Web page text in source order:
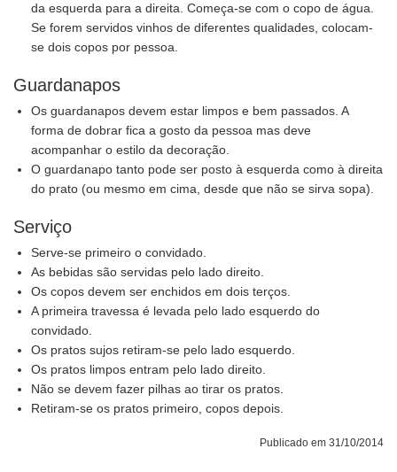
da esquerda para a direita. Começa-se com o copo de água.
Se forem servidos vinhos de diferentes qualidades, colocam-
se dois copos por pessoa.
Guardanapos
Os guardanapos devem estar limpos e bem passados. A
forma de dobrar fica a gosto da pessoa mas deve
acompanhar o estilo da decoração.
O guardanapo tanto pode ser posto à esquerda como à direita
do prato (ou mesmo em cima, desde que não se sirva sopa).
Serviço
Serve-se primeiro o convidado.
As bebidas são servidas pelo lado direito.
Os copos devem ser enchidos em dois terços.
A primeira travessa é levada pelo lado esquerdo do
convidado.
Os pratos sujos retiram-se pelo lado esquerdo.
Os pratos limpos entram pelo lado direito.
Não se devem fazer pilhas ao tirar os pratos.
Retiram-se os pratos primeiro, copos depois.
Publicado em 31/10/2014